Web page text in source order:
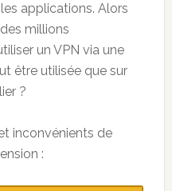
applications. Alors
millions
un VPN via une
être utilisée que sur
?
inconvénients de
: